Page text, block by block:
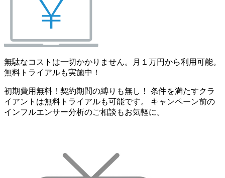
無駄なコストは一切かかりません。月１万円から利用可能。
無料トライアルも実施中！
初期費用無料！契約期間の縛りも無し！ 条件を満たすクラ
イアントは無料トライアルも可能です。 キャンペーン前の
インフルエンサー分析のご相談もお気軽に。